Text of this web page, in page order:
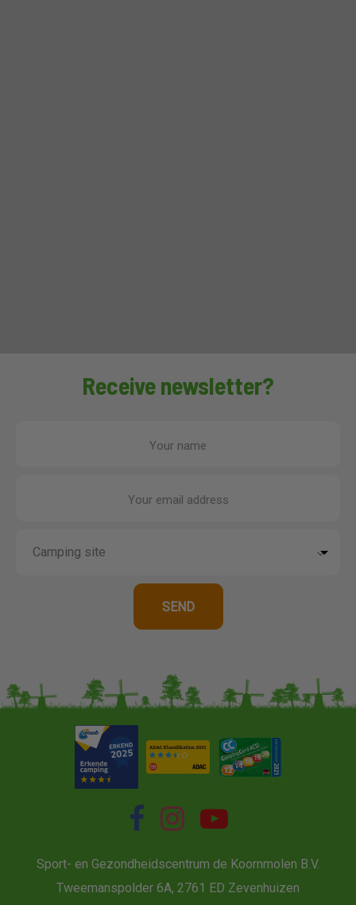
Receive newsletter?
Your name
Your email address
Sport- en Gezondheidscentrum de Koornmolen B.V.
Tweemanspolder 6A, 2761 ED Zevenhuizen